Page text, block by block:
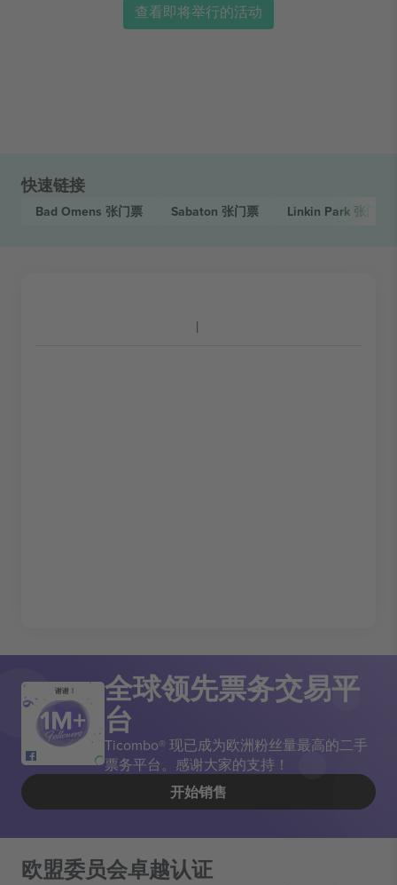
查看即将举行的活动
快速链接
Bad Omens 张门票 Sabaton 张门票 Linkin Park 张门票
谢谢！ 全球领先票务交易平
台
Ticombo® 现已成为欧洲粉丝量最高的二手
票务平台。感谢大家的支持！
开始销售
欧盟委员会卓越认证